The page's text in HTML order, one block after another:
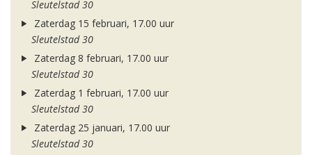
Sleutelstad 30
Zaterdag 15 februari, 17.00 uur
Sleutelstad 30
Zaterdag 8 februari, 17.00 uur
Sleutelstad 30
Zaterdag 1 februari, 17.00 uur
Sleutelstad 30
Zaterdag 25 januari, 17.00 uur
Sleutelstad 30